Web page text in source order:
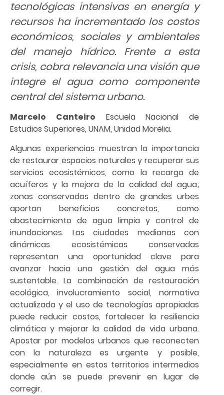
tecnológicas intensivas en energía y
recursos ha incrementado los costos
económicos, sociales y ambientales
del manejo hídrico. Frente a esta
crisis, cobra relevancia una visión que
integre el agua como componente
central del sistema urbano.
Marcelo Canteiro Escuela Nacional de
Estudios Superiores, UNAM, Unidad Morelia.
Algunas experiencias muestran la importancia
de restaurar espacios naturales y recuperar sus
servicios ecosistémicos, como la recarga de
acuíferos y la mejora de la calidad del agua;
zonas conservadas dentro de grandes urbes
aportan beneficios concretos, como
abastecimiento de agua limpia y control de
inundaciones. Las ciudades medianas con
dinámicas ecosistémicas conservadas
representan una oportunidad clave para
avanzar hacia una gestión del agua más
sustentable. La combinación de restauración
ecológica, involucramiento social, normativa
actualizada y el uso de tecnologías apropiadas
puede reducir costos, fortalecer la resiliencia
climática y mejorar la calidad de vida urbana.
Apostar por modelos urbanos que reconecten
con la naturaleza es urgente y posible,
especialmente en estos territorios intermedios
donde aún se puede prevenir en lugar de
corregir.